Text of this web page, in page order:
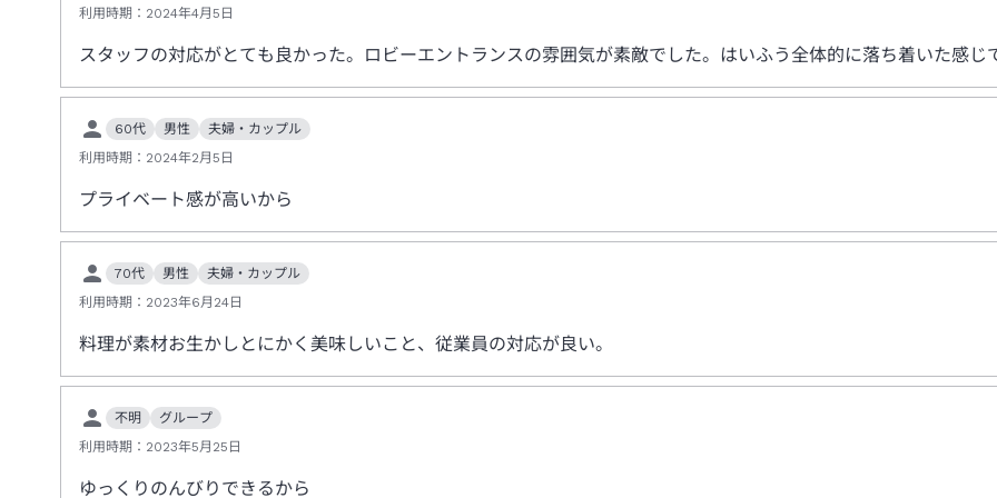
利用時期： 2024年4月5日
スタッフの対応がとても良かった。ロビーエントランスの雰囲気が素敵でした。はいふう全体的に落ち着いた感じ
60代 男性
夫婦・カップル
利用時期： 2024年2月5日
プライベート感が高いから
70代 男性
夫婦・カップル
利用時期： 2023年6月24日
料理が素材お生かしとにかく美味しいこと、従業員の対応が良い。
不明
グループ
利用時期： 2023年5月25日
ゆっくりのんびりできるから